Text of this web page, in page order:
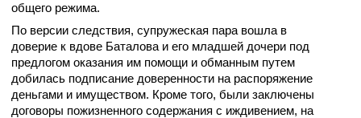
общего режима.
По версии следствия, супружеская пара вошла в
доверие к вдове Баталова и его младшей дочери под
предлогом оказания им помощи и обманным путем
добилась подписание доверенности на распоряжение
деньгами и имуществом. Кроме того, были заключены
договоры пожизненного содержания с иждивением, на